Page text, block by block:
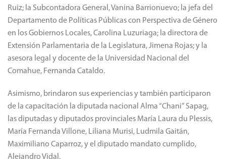
Ruiz; la Subcontadora General, Vanina Barrionuevo; la jefa del
Departamento de Políticas Públicas con Perspectiva de Género
en los Gobiernos Locales, Carolina Luzuriaga; la directora de
Extensión Parlamentaria de la Legislatura, Jimena Rojas; y la
asesora legal y docente de la Universidad Nacional del
Comahue, Fernanda Cataldo.
Asimismo, brindaron sus experiencias y también participaron
de la capacitación la diputada nacional Alma “Chani” Sapag,
las diputadas y diputados provinciales María Laura du Plessis,
María Fernanda Villone, Liliana Murisi, Ludmila Gaitán,
Maximiliano Caparroz, y el diputado mandato cumplido,
Alejandro Vidal.